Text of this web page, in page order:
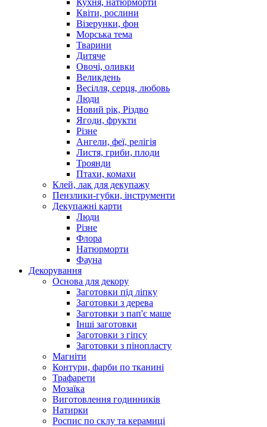
Квіти, рослини
Візерунки, фон
Морська тема
Тварини
Дитяче
Овочі, оливки
Великдень
Весілля, серця, любовь
Люди
Новий рік, Різдво
Ягоди, фрукти
Різне
Ангели, феї, релігія
Листя, гриби, плоди
Троянди
Птахи, комахи
Клей, лак для декупажу
Пензлики-губки, інструменти
Декупажні карти
Люди
Різне
Флора
Натюрморти
Фауна
Декорування
Основа для декору
Заготовки під ліпку
Заготовки з дерева
Заготовки з пап'є маше
Інші заготовки
Заготовки з гіпсу
Заготовки з пінопласту
Магніти
Контури, фарби по тканині
Трафарети
Мозаїка
Виготовлення годинників
Натирки
Роспис по склу та керамиці